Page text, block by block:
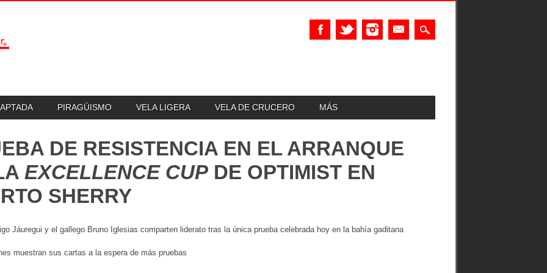
PIRAGÜISMO VELA LIGERA VELA DE CRUCERO MÁS
DE RESISTENCIA EN EL ARRANQUE
EXCELLENCE CUP DE OPTIMIST EN
SHERRY
Jáuregui y el gallego Bruno Iglesias comparten liderato tras la única prueba celebrada hoy en la bahía gaditana
muestran sus cartas a la espera de más pruebas